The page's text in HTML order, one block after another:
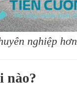
nghiệp hơn
nào?